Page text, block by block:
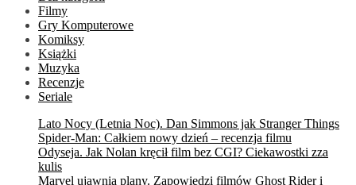
Filmy
Gry Komputerowe
Komiksy
Książki
Muzyka
Recenzje
Seriale
Lato Nocy (Letnia Noc). Dan Simmons jak Stranger Things
Spider-Man: Całkiem nowy dzień – recenzja filmu
Odyseja. Jak Nolan kręcił film bez CGI? Ciekawostki zza
kulis
Marvel ujawnia plany. Zapowiedzi filmów Ghost Rider i